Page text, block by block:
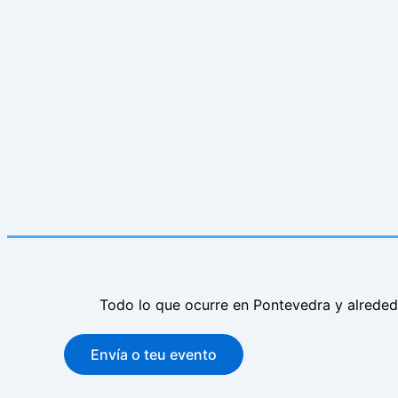
Todo lo que ocurre en Pontevedra y
Envía o teu evento